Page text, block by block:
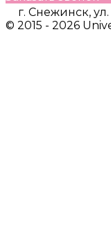
г. Снежинск,
© 2015 - 2026